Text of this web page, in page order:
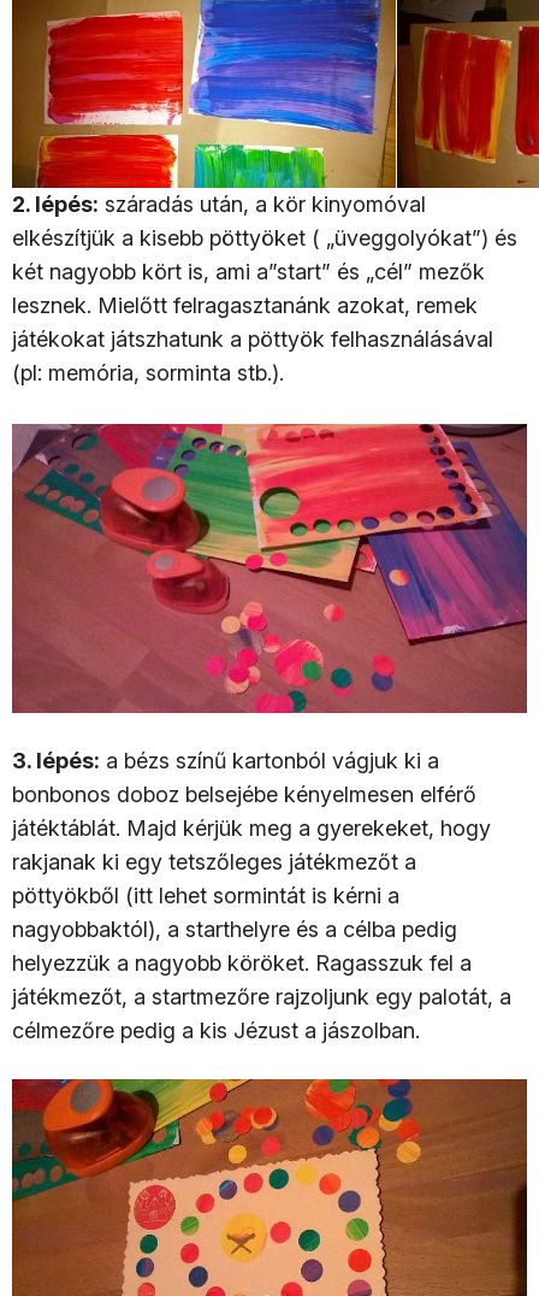
2. lépés: száradás után, a kör kinyomóval
elkészítjük a kisebb pöttyöket ( „üveggolyókat”) és
két nagyobb kört is, ami a”start” és „cél” mezők
lesznek. Mielőtt felragasztanánk azokat, remek
játékokat játszhatunk a pöttyök felhasználásával
(pl: memória, sorminta stb.).
3. lépés: a bézs színű kartonból vágjuk ki a
bonbonos doboz belsejébe kényelmesen elférő
játéktáblát. Majd kérjük meg a gyerekeket, hogy
rakjanak ki egy tetszőleges játékmezőt a
pöttyökből (itt lehet sormintát is kérni a
nagyobbaktól), a starthelyre és a célba pedig
helyezzük a nagyobb köröket. Ragasszuk fel a
játékmezőt, a startmezőre rajzoljunk egy palotát, a
célmezőre pedig a kis Jézust a jászolban.